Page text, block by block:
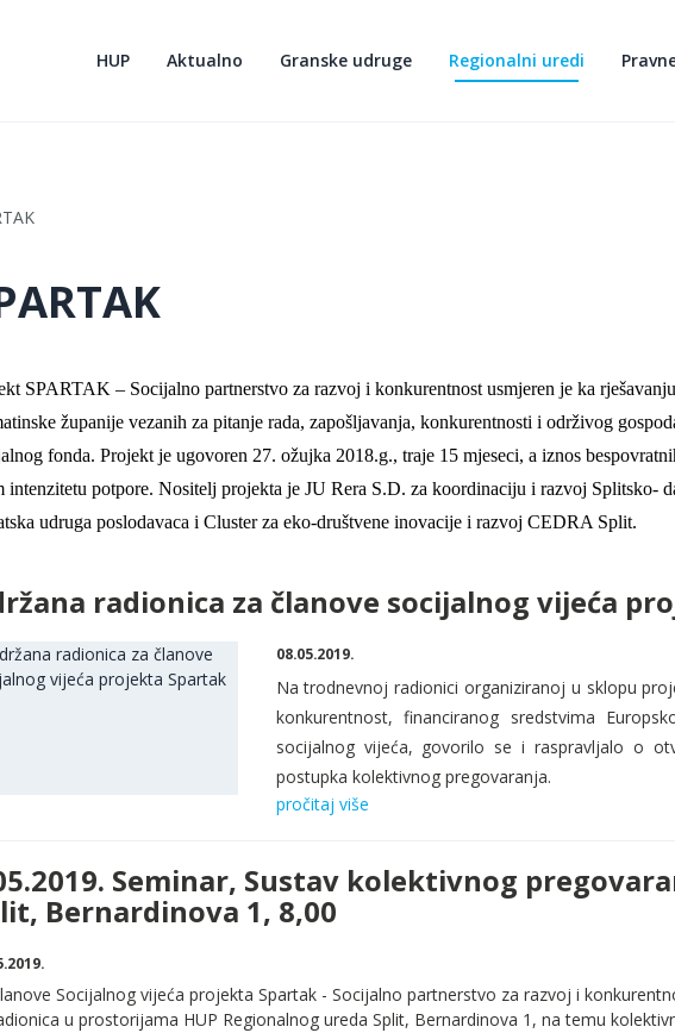
HUP Aktualno Granske udruge Regionalni uredi
SPARTAK – Socijalno partnerstvo za razvoj i konkurentnost usmjeren je ka
županije vezanih za pitanje rada, zapošljavanja, konkurentnosti i održivog
fonda. Projekt je ugovoren 27. ožujka 2018.g., traje 15 mjeseci, a iznos
intenzitetu potpore. Nositelj projekta je JU Rera S.D. za koordinaciju i razvoj Splitsko-
udruga poslodavaca i Cluster za eko-društvene inovacije i razvoj CEDRA Split.
radionica za članove socijalnog vijeća
08.05.2019.
Na trodnevnoj radionici organiziranoj u sklopu
konkurentnost, financiranog sredstvima
socijalnog vijeća, govorilo se i raspravljalo o
postupka kolektivnog pregovaranja.
pročitaj više
Seminar, Sustav kolektivnog
Bernardinova 1, 8,00
Socijalnog vijeća projekta Spartak - Socijalno partnerstvo za razvoj i
u prostorijama HUP Regionalnog ureda Split, Bernardinova 1, na temu